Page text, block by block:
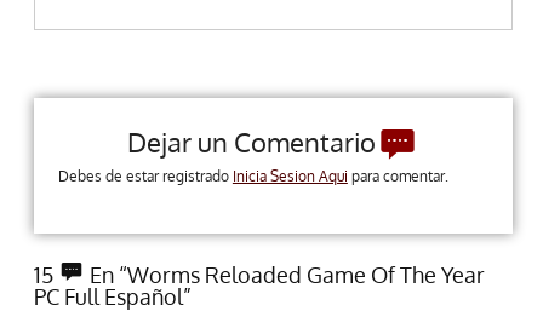
Dejar un Comentario
Debes de estar registrado Inicia Sesion Aqui para comentar.
15
En “Worms Reloaded Game Of The Year
PC Full Español”